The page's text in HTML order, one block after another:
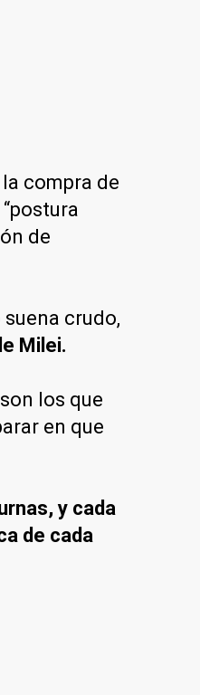
compra de
de
crudo,
Milei.
los que
en que
y cada
de cada